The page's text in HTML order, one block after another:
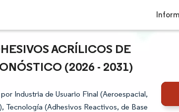
ACRÍLICOS DE
(2026 - 2031)
Industria de Usuario Final (Aeroespacial,
(Adhesivos Reactivos, de Base